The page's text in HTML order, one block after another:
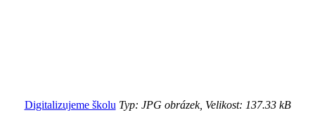
Digitalizujeme školu Typ: JPG obrázek, Velikost: 137.33 kB